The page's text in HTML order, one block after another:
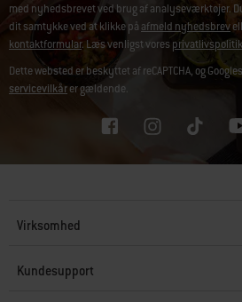
med nyhedsbrevet ved brug af analyseværktøjer.
dit samtykke ved at klikke på afmeld nyhedsbrev
kontaktformular. Læs venligst voresprivatlivspolitik
Dette websted er beskyttet af reCAPTCHA, og Googles
servicevilkårer gældende.
Virksomhed
Kundesupport